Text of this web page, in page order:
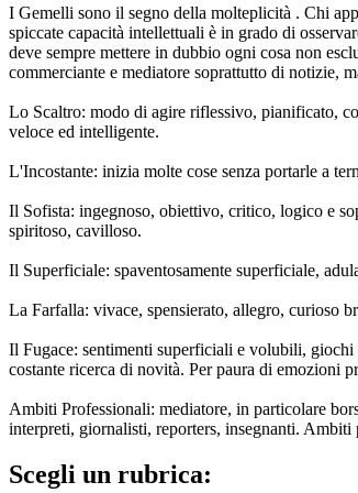
I Gemelli sono il segno della molteplicità . Chi
spiccate capacità intellettuali è in grado di
deve sempre mettere in dubbio ogni cosa non
commerciante e mediatore soprattutto di notizie,
Lo Scaltro: modo di agire riflessivo, pianificato,
veloce ed intelligente.
L'Incostante: inizia molte cose senza portarle a
Il Sofista: ingegnoso, obiettivo, critico, logico e
spiritoso, cavilloso.
Il Superficiale: spaventosamente superficiale,
La Farfalla: vivace, spensierato, allegro, curioso
Il Fugace: sentimenti superficiali e volubili, giochi
costante ricerca di novità. Per paura di emozioni
Ambiti Professionali: mediatore, in particolare
interpreti, giornalisti, reporters, insegnanti.
Scegli un rubrica: